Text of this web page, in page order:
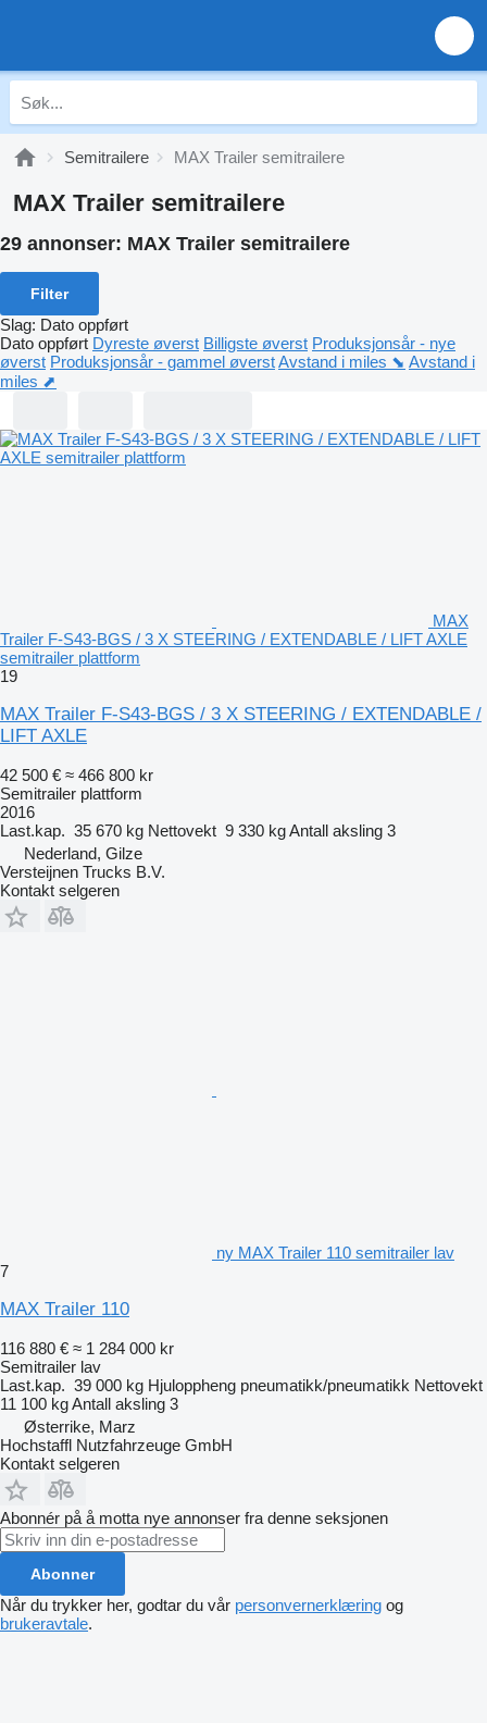
Semitrailere MAX Trailer semitrailere
MAX Trailer semitrailere
29 annonser: MAX Trailer semitrailere
Filter
Slag: Dato oppført
Dato oppført Dyreste øverst Billigste øverst Produksjonsår - nye
øverst Produksjonsår - gammel øverstAvstand i miles ⬊ Avstand i
miles ⬈
MAX
Trailer F-S43-BGS / 3 X STEERING / EXTENDABLE / LIFT AXLE
semitrailer plattform
19
MAX Trailer F-S43-BGS / 3 X STEERING / EXTENDABLE /
LIFT AXLE
42 500 € ≈ 466 800 kr
Semitrailer plattform
2016
Last.kap. 35 670 kg Nettovekt 9 330 kgAntall aksling 3
Nederland, Gilze
Versteijnen Trucks B.V.
Kontakt selgeren
ny MAX Trailer 110 semitrailer lav
7
MAX Trailer 110
116 880 € ≈ 1 284 000 kr
Semitrailer lav
Last.kap. 39 000 kg Hjuloppheng pneumatikk/pneumatikk Nettovekt
11 100 kgAntall aksling 3
Østerrike, Marz
Hochstaffl Nutzfahrzeuge GmbH
Kontakt selgeren
Abonnér på å motta nye annonser fra denne seksjonen
Abonner
Når du trykker her, godtar du vår personvernerklæring og
brukeravtale.